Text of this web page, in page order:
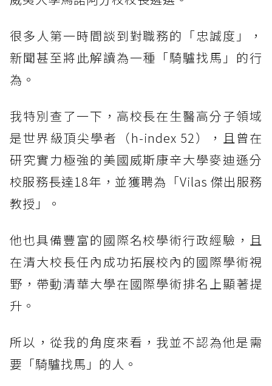
很多人第一時間談到對職務的「忠誠度」，
新聞甚至將此解讀為一種「騎驢找馬」的行
為。
我特別查了一下，高校長在生醫高分子領域
是世界級頂尖學者（h-index 52），且曾在
研究實力極強的美國威斯康辛大學麥迪遜分
校服務長達18年，並獲聘為「Vilas 傑出服務
教授」。
他也具備豐富的國際名校學術行政經驗，且
在清大校長任內成功拓展校內的國際學術視
野，帶動清華大學在國際學術排名上顯著提
升。
所以，從我的角度來看，我並不認為他是需
要「騎驢找馬」的人。